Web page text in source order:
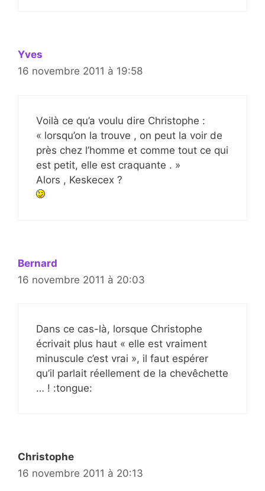
Yves
16 novembre 2011 à 19:58
Voilà ce qu’a voulu dire Christophe :
« lorsqu’on la trouve , on peut la voir de
près chez l’homme et comme tout ce qui
est petit, elle est craquante . »
Alors , Keskecex ?
Bernard
16 novembre 2011 à 20:03
Dans ce cas-là, lorsque Christophe
écrivait plus haut « elle est vraiment
minuscule c’est vrai », il faut espérer
qu’il parlait réellement de la chevêchette
… ! :tongue:
Christophe
16 novembre 2011 à 20:13